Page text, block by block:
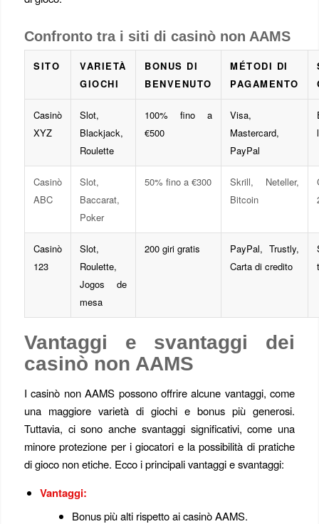
Confronto tra i siti di casinò non AAMS
SITO
VARIETÀ
GIOCHI
BONUS DI
BENVENUTO
MÉTODI DI
PAGAMENTO
Casinò
XYZ
Slot,
Blackjack,
Roulette
100% fino a
€500
Visa,
Mastercard,
PayPal
Casinò
ABC
Slot,
Baccarat,
Poker
50% fino a €300
Skrill, Neteller,
Bitcoin
Casinò
123
Slot,
Roulette,
Jogos de
mesa
200 giri gratis
PayPal, Trustly,
Carta di credito
Vantaggi e svantaggi dei
casinò non AAMS
I casinò non AAMS possono offrire alcune vantaggi, come
una maggiore varietà di giochi e bonus più generosi.
Tuttavia, ci sono anche svantaggi significativi, come una
minore protezione per i giocatori e la possibilità di pratiche
di gioco non etiche. Ecco i principali vantaggi e svantaggi:
Vantaggi:
Bonus più alti rispetto ai casinò AAMS.